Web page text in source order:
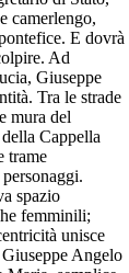
camerlengo,
E dovrà
Ad
Giuseppe
Tra le strade
mura del
Cappella
trame
spazio
femminili;
unisce
Angelo